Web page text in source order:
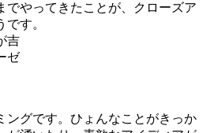
でやってきたことが、クローズア
す。
吉
ゼ
ングです。ひょんなことがきっか